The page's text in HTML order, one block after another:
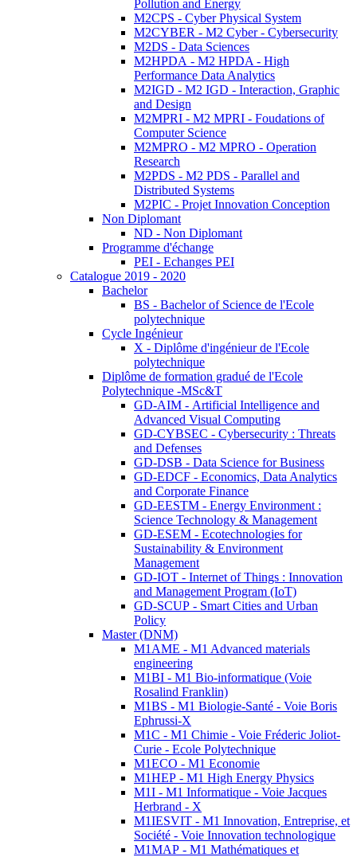
Pollution and Energy
M2CPS - Cyber Physical System
M2CYBER - M2 Cyber - Cybersecurity
M2DS - Data Sciences
M2HPDA - M2 HPDA - High
Performance Data Analytics
M2IGD - M2 IGD - Interaction, Graphic
and Design
M2MPRI - M2 MPRI - Foudations of
Computer Science
M2MPRO - M2 MPRO - Operation
Research
M2PDS - M2 PDS - Parallel and
Distributed Systems
M2PIC - Projet Innovation Conception
Non Diplomant
ND - Non Diplomant
Programme d'échange
PEI - Echanges PEI
Catalogue 2019 - 2020
Bachelor
BS - Bachelor of Science de l'Ecole
polytechnique
Cycle Ingénieur
X - Diplôme d'ingénieur de l'Ecole
polytechnique
Diplôme de formation gradué de l'Ecole
Polytechnique -MSc&T
GD-AIM - Artificial Intelligence and
Advanced Visual Computing
GD-CYBSEC - Cybersecurity : Threats
and Defenses
GD-DSB - Data Science for Business
GD-EDCF - Economics, Data Analytics
and Corporate Finance
GD-EESTM - Energy Environment :
Science Technology & Management
GD-ESEM - Ecotechnologies for
Sustainability & Environment
Management
GD-IOT - Internet of Things : Innovation
and Management Program (IoT)
GD-SCUP - Smart Cities and Urban
Policy
Master (DNM)
M1AME - M1 Advanced materials
engineering
M1BI - M1 Bio-informatique (Voie
Rosalind Franklin)
M1BS - M1 Biologie-Santé - Voie Boris
Ephrussi-X
M1C - M1 Chimie - Voie Fréderic Joliot-
Curie - Ecole Polytechnique
M1ECO - M1 Economie
M1HEP - M1 High Energy Physics
M1I - M1 Informatique - Voie Jacques
Herbrand - X
M1IESVIT - M1 Innovation, Entreprise, et
Société - Voie Innovation technologique
M1MAP - M1 Mathématiques et